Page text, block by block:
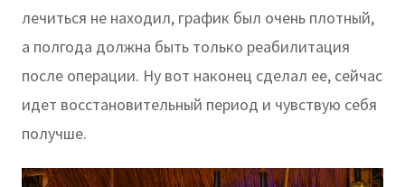
лечиться не находил, график был очень плотный,
а полгода должна быть только реабилитация
после операции. Ну вот наконец сделал ее, сейчас
идет восстановительный период и чувствую себя
получше.